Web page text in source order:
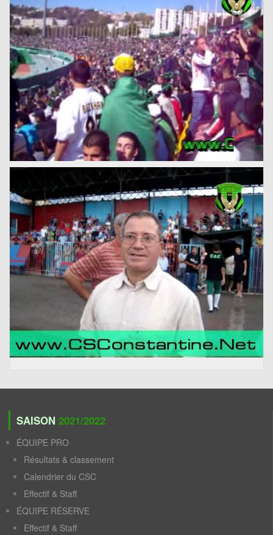
SAISON 2021/2022
ÉQUIPE PRO
Résultats & classement
Calendrier du CSC
Effectif & Staff
ÉQUIPE RÉSERVE
Effectif & Staff